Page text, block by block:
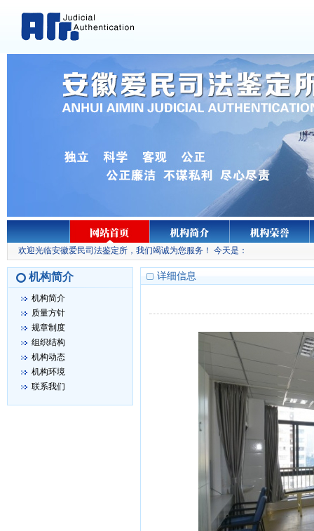
欢迎光临安徽爱民司法鉴定所，我们竭诚为您服务！ 今天是：
机构简介
机构简介
质量方针
规章制度
组织结构
机构动态
机构环境
联系我们
详细信息